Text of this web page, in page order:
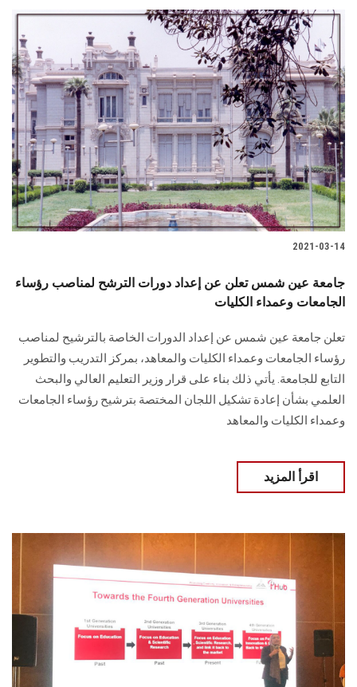
2021-03-14
جامعة عين شمس تعلن عن إعداد دورات الترشح لمناصب رؤساء
الجامعات وعمداء الكليات
تعلن جامعة عين شمس عن إعداد الدورات الخاصة بالترشيح لمناصب
رؤساء الجامعات وعمداء الكليات والمعاهد، بمركز التدريب والتطوير
التابع للجامعة. يأتي ذلك بناء على قرار وزير التعليم العالي والبحث
العلمي بشأن إعادة تشكيل اللجان المختصة بترشيح رؤساء الجامعات
وعمداء الكليات والمعاهد
اقرأ المزيد